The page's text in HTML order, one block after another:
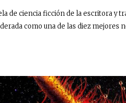
de ciencia ficción de la escritora y
como una de las diez mejores